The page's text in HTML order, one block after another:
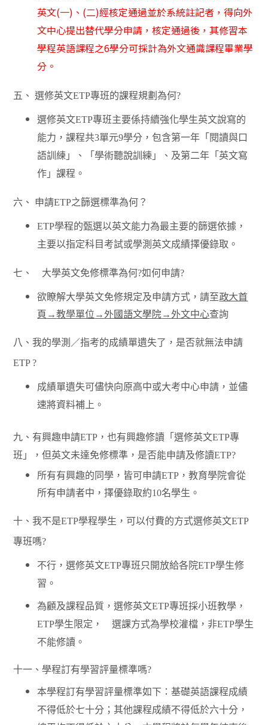
英文(一) 、 (二)經核定通過並於系統註記者，得向外
文中心提出替代學分申請，核定通過後，其修習本
學程英語課程之6學分可採計為外文通識課程畢業學
分。
五、 選修英文ETP專班的課程規劃為何?
選修英文ETP專班主要係持續強化學生英文說寫的
能力，課程共3單元9學分，包含第一年「閱讀與口
語訓練」、「學術聽說訓練」、及第二年「英文寫
作」課程。
六、 申請ETP之篩選標準為何？
ETP學程的甄選以英文能力為最主要的篩選依據，
主要以指定科目考試或學測英文成績擇優錄取。
七、 大學英文免修標準為何?如何申請?
欲瞭解大學英文免修規定及申請方式，請至政大首
頁 →教學單位 →外國語文學院 →外文中心查詢
八、我的學測／指考的成績單遺失了，是否就無法申請
ETP ?
成績單遺失可儘快向原高中或大考中心申請，並儘
速將資料補上。
九、有興趣申請ETP ，也有興趣修讀「選修英文ETP專
班」，但英文未達免修標準，是否能申請及修讀ETP?
所有有興趣的同學，皆可申請ETP ，教育學院會從
所有申請者中，擇優錄取約10名學生。
十、我不是ETP學程學生，可以付費的方式選修英文ETP
專班嗎?
不行，選修英文ETP專班只開放給各院ETP學生修
習。
為顧及課程品質，選修英文ETP專班採小班教學，
ETP學生限定， 選課方式為學校灌檔，非ETP學生
不能修讀。
十一、學程訂有學習評量標準嗎?
本學程訂有學習評量標準如下：基礎英語課程成績
不得低於七十分；其他課程成績不得低於六十分，